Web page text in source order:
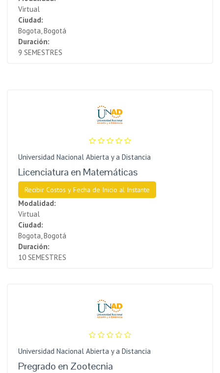
Virtual
Ciudad:
Bogota, Bogotá
Duración:
9 SEMESTRES
Universidad Nacional Abierta y a Distancia
Licenciatura en Matemáticas
Recibir Costos y Fecha de Inicio al Instante
Modalidad:
Virtual
Ciudad:
Bogota, Bogotá
Duración:
10 SEMESTRES
Universidad Nacional Abierta y a Distancia
Pregrado en Zootecnia